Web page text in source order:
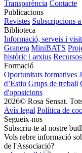
Transparència Contacte
Publicacions
Revistes Subscripcions
Biblioteca
Informació, serveis i
Granera MiniBATS
històric i arxius Recursos
Formació
Oportunitats formatives
d’Estiu Grups de treball
d'oposicions
2026© Rosa Sensat.
Avís legal Política de
Segueix-nos
Subscriu-te al nostre
Vols rebre informació
de l'Associació?